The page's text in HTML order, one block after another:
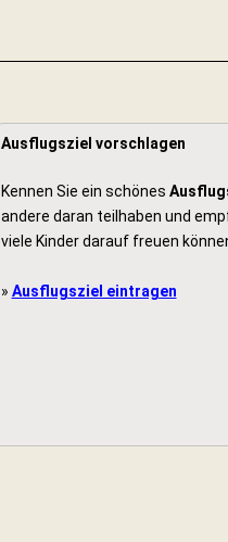
Ausflugsziel vorschlagen
Kennen Sie ein schönes
andere daran teilhaben und
viele Kinder darauf freuen
» Ausflugsziel eintragen